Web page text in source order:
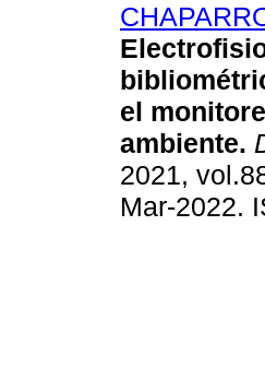
el
ambiente.
2021,
Mar-2022.